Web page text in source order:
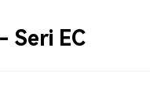
Seri EC